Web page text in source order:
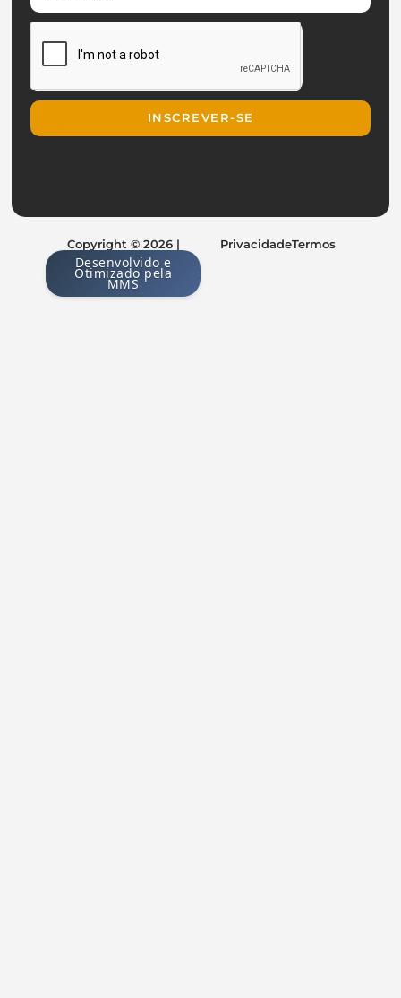
INSCREVER-SE
Copyright © 2026 |
Desenvolvido e
Otimizado pela
MMS
PrivacidadeTermos